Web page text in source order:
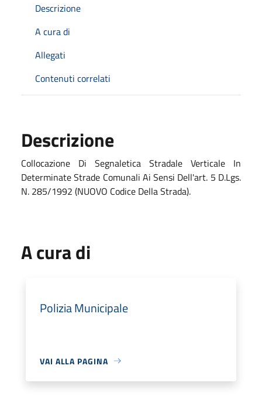
Descrizione
A cura di
Allegati
Contenuti correlati
Descrizione
Collocazione Di Segnaletica Stradale Verticale In
Determinate Strade Comunali Ai Sensi Dell'art. 5 D.Lgs.
N. 285/1992 (NUOVO Codice Della Strada).
A cura di
Polizia Municipale
VAI ALLA PAGINA